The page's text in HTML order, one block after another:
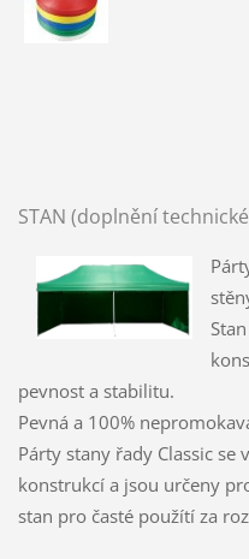
STAN (doplnění
pevnost a stabilitu.
Pevná a 100%
Párty stany řady Classic se
konstrukcí a jsou určeny
stan pro časté použítí za